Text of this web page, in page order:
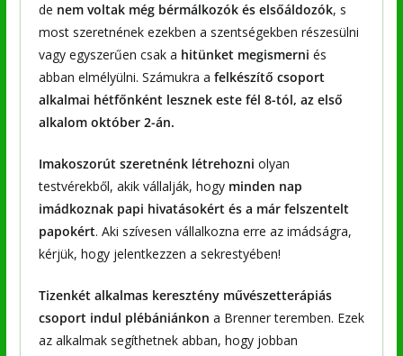
de nem voltak még bérmálkozók és elsőáldozók, s
most szeretnének ezekben a szentségekben részesülni
vagy egyszerűen csak a hitünket megismerni és
abban elmélyülni. Számukra a felkészítő csoport
alkalmai hétfőnként lesznek este fél 8-tól, az első
alkalom október 2-án.
Imakoszorút szeretnénk létrehozni olyan
testvérekből, akik vállalják, hogy minden nap
imádkoznak papi hivatásokért és a már felszentelt
papokért. Aki szívesen vállalkozna erre az imádságra,
kérjük, hogy jelentkezzen a sekrestyében!
Tizenkét alkalmas keresztény művészetterápiás
csoport indul plébániánkon a Brenner teremben. Ezek
az alkalmak segíthetnek abban, hogy jobban